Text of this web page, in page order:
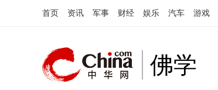
首页 资讯 军事 财经 娱乐 汽车 游戏
佛学